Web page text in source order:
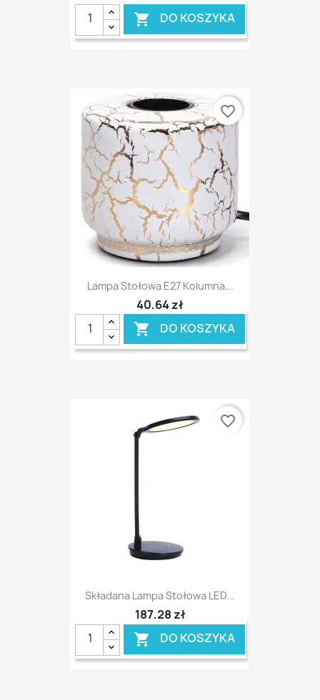
 DO KOSZYKA
Lampa Stołowa E27 Kolumna...
40,64 zł
 DO KOSZYKA
favorite_border
Składana Lampa Stołowa LED...
187,28 zł
 DO KOSZYKA
favorite_border